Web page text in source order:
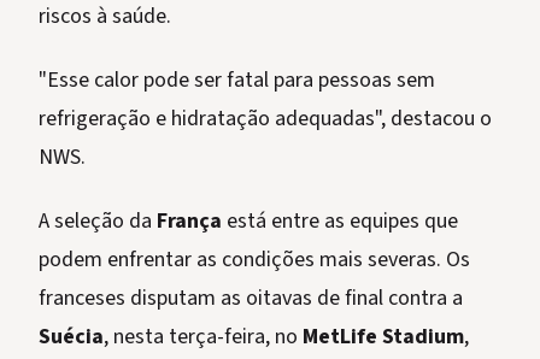
riscos à saúde.
"Esse calor pode ser fatal para pessoas sem
refrigeração e hidratação adequadas", destacou o
NWS.
A seleção da França está entre as equipes que
podem enfrentar as condições mais severas. Os
franceses disputam as oitavas de final contra a
Suécia, nesta terça-feira, no MetLife Stadium,